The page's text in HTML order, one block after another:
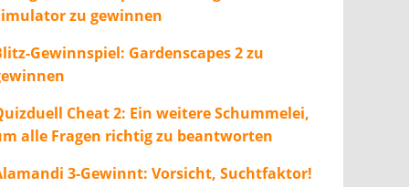
zu gewinnen
Gewinnspiel: Gardenscapes 2 zu
Cheat 2: Ein weitere Schummelei,
alle Fragen richtig zu beantworten
3-Gewinnt: Vorsicht, Suchtfaktor!